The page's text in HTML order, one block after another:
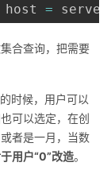
host =
合查询，把需要
时候，用户可以
可以选定，在创
者是一月，当数
用户“0”改造。